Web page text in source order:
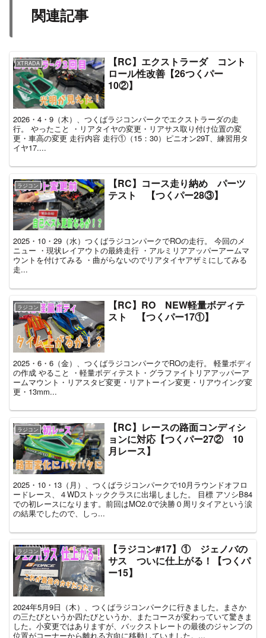
関連記事
XTRADA
【RC】エクストラーダ コント
ロール性改善【26つくパー
10②】
2026・4・9（木）、つくばラジコンパークでエクストラーダの走
行。 やったこと ・リアタイヤの変更・リアサス取り付け位置の変
更・車高の変更 走行内容 走行①（15：30）ピニオン29T、練習用タ
イヤ17....
ラジコン
【RC】コース走り納め パーツ
テスト 【つくパー28③】
2025・10・29（水）つくばラジコンパークでROの走行。 今回のメ
ニュー ・現状レイアウトの最終走行 ・アルミリアアッパーアームマ
ウントを付けてみる ・曲がらないのでリアタイヤアザミにしてみる
走...
ラジコン
【RC】RO NEW軽量ボディテ
スト 【つくパー17①】
2025・6・6（金）、つくばラジコンパークでROの走行。 軽量ボディ
の作成 やること ・軽量ボディテスト・グラファイトリアアッパーア
ームマウント・リアスタビ変更・リアトーイン変更・リアウイング変
更・13mm...
ラジコン
【RC】レースの路面コンディシ
ョンに対応【つくパー27② 10
月レース】
2025・10・13（月）、つくばラジコンパークで10月ラウンドオフロ
ードレース、４WDストッククラスに出場しました。 目標 アソシB84
での初レースになります。前回はMO2.0で決勝０周リタイアという涙
の結果でしたので、しっ...
ラジコン
【ラジコン#17】① ジェノバの
サス ついに仕上がる！【つくパ
ー15】
2024年5月9日（木）、つくばラジコンパークに行きました。まさか
の三たびというか四たびというか、またコースが変わっていて驚きま
した。小変更ではありますが、バックストレートの最後のジャンプの
位置がコーナーから離れる方向に移動していました。...